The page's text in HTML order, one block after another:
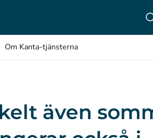
Om Kanta-tjänsterna
även